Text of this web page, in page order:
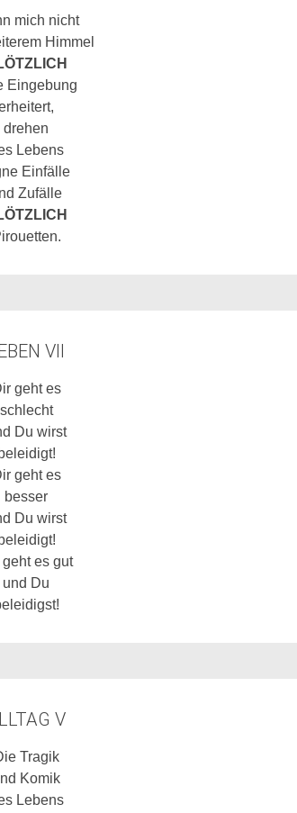
mich nicht
Himmel
Eingebung
drehen
Lebens
Einfälle
Zufälle
VII
geht es
schlecht
Du wirst
beleidigt!
geht es
besser
Du wirst
beleidigt!
geht es gut
und Du
V
Tragik
Komik
Lebens